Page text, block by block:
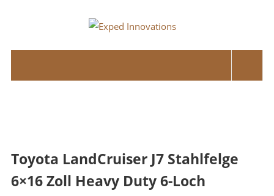
Exped
Toyota LandCruiser J7 Stahlfelge
6×16 Zoll Heavy Duty 6-Loch